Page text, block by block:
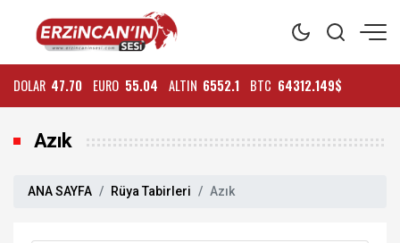
DOLAR 47.70 EURO 55.04 ALTIN 6552.1 BTC 64312.149$
Azık
ANA SAYFA Rüya Tabirleri Azık